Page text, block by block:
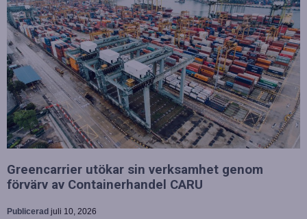
Greencarrier utökar sin verksamhet genom
förvärv av Containerhandel CARU
Publicerad juli 10, 2026